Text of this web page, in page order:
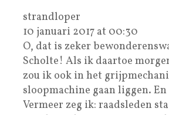
strandloper
10 januari 2017 at 00:30
O, dat is zeker
Scholte! Als ik daartoe
zou ik ook in het
sloopmachine gaan liggen.
Vermeer zeg ik: raadsleden